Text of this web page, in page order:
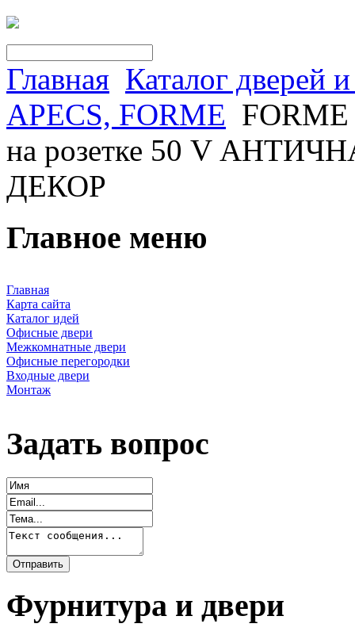
Главная Каталог дверей
APECS, FORME FORME
на розетке 50 V
ДЕКОР
Главное меню
Главная
Карта сайта
Каталог идей
Офисные двери
Межкомнатные двери
Офисные перегородки
Входные двери
Монтаж
Задать вопрос
Фурнитура и двери